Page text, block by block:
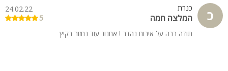
כ כנרת
המלצה חמה
24.02.22
5
תודה רבה על אירוח נהדר ! אחנונ עוד נחזור בקיץ